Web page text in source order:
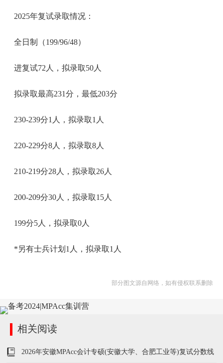
2025年复试录取情况：
全日制（199/96/48）
进复试72人，拟录取50人
拟录取最高231分，最低203分
230-239分1人，拟录取1人
220-229分8人，拟录取8人
210-219分28人，拟录取26人
200-209分30人，拟录取15人
199分5人，拟录取0人
*另有士兵计划1人，拟录取1人
部分图文源自网络，如有侵权联系删除
相关阅读
2026年安徽MPAcc会计专硕(安徽大学、合肥工业等)复试分数线